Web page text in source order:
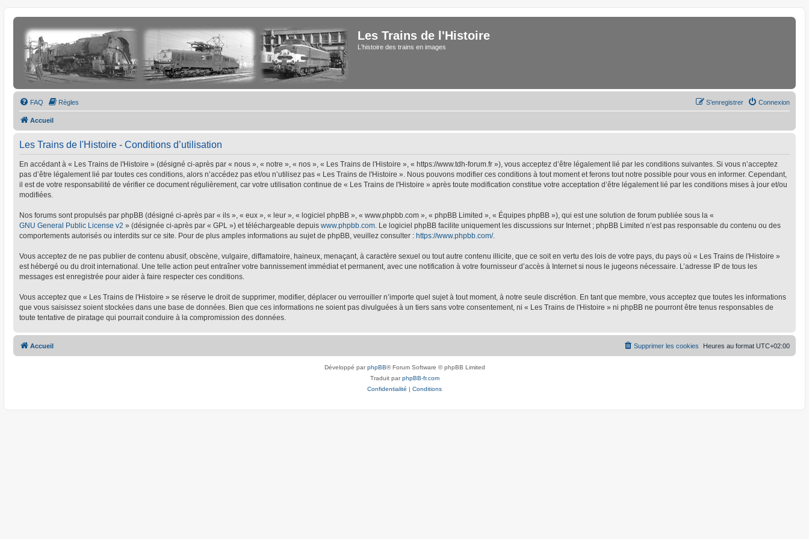
Les Trains de l'Histoire
L'histoire des trains en images
FAQ Règles Connexion
S’enregistrer
Accueil
Les Trains de l'Histoire - Conditions d’utilisation
En accédant à « Les Trains de l'Histoire » (désigné ci-après par « nous », « notre », « nos », « Les Trains de l'Histoire », « https://www.tdh-forum.fr »), vous acceptez d’être légalement lié par les conditions suivantes. Si vous n’acceptez
pas d’être légalement lié par toutes ces conditions, alors n’accédez pas et/ou n’utilisez pas « Les Trains de l'Histoire ». Nous pouvons modifier ces conditions à tout moment et ferons tout notre possible pour vous en informer. Cependant,
il est de votre responsabilité de vérifier ce document régulièrement, car votre utilisation continue de « Les Trains de l'Histoire » après toute modification constitue votre acceptation d’être légalement lié par les conditions mises à jour et/ou
modifiées.
Nos forums sont propulsés par phpBB (désigné ci-après par « ils », « eux », « leur », « logiciel phpBB », « www.phpbb.com », « phpBB Limited », « Équipes phpBB »), qui est une solution de forum publiée sous la «
GNU General Public License v2 » (désignée ci-après par « GPL ») et téléchargeable depuis www.phpbb.com. Le logiciel phpBB facilite uniquement les discussions sur Internet ; phpBB Limited n’est pas responsable du contenu ou des
comportements autorisés ou interdits sur ce site. Pour de plus amples informations au sujet de phpBB, veuillez consulter : https://www.phpbb.com/.
Vous acceptez de ne pas publier de contenu abusif, obscène, vulgaire, diffamatoire, haineux, menaçant, à caractère sexuel ou tout autre contenu illicite, que ce soit en vertu des lois de votre pays, du pays où « Les Trains de l'Histoire »
est hébergé ou du droit international. Une telle action peut entraîner votre bannissement immédiat et permanent, avec une notification à votre fournisseur d’accès à Internet si nous le jugeons nécessaire. L’adresse IP de tous les
messages est enregistrée pour aider à faire respecter ces conditions.
Vous acceptez que « Les Trains de l'Histoire » se réserve le droit de supprimer, modifier, déplacer ou verrouiller n’importe quel sujet à tout moment, à notre seule discrétion. En tant que membre, vous acceptez que toutes les informations
que vous saisissez soient stockées dans une base de données. Bien que ces informations ne soient pas divulguées à un tiers sans votre consentement, ni « Les Trains de l'Histoire » ni phpBB ne pourront être tenus responsables de
toute tentative de piratage qui pourrait conduire à la compromission des données.
Accueil Heures au format UTC+02:00
Supprimer les cookies
Développé parphpBB® Forum Software © phpBB Limited
Traduit parphpBB-fr.com
Confidentialité | Conditions